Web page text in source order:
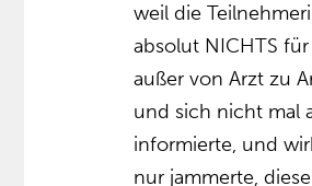
weil die
absolut NICHTS
außer von Arzt zu
und sich nicht mal
informierte, und
nur jammerte,